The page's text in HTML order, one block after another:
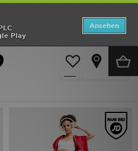
Play
Ansehen
Leggings - Bekleidung
Verfeinern